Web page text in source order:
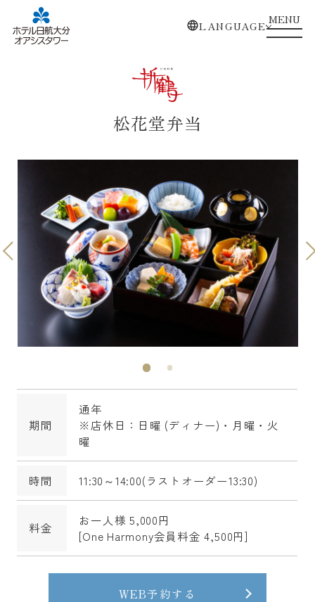
LANGUAGEMENU
松花堂弁当
期間
通年
※店休日：日曜 (ディナー)・月曜・火
曜
時間 11:30～14:00(ラストオーダー13:30)
料金
お一人様 5,000円
[One Harmony会員料金 4,500円]
WEB予約する